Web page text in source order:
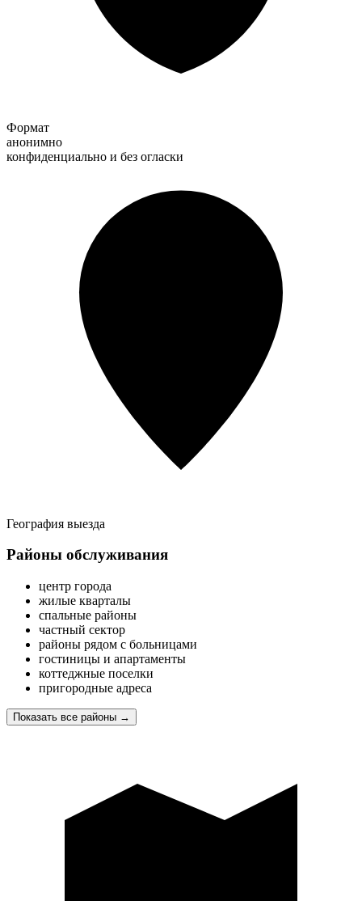
Формат
анонимно
конфиденциально и без огласки
География выезда
Районы обслуживания
центр города
жилые кварталы
спальные районы
частный сектор
районы рядом с больницами
гостиницы и апартаменты
коттеджные поселки
пригородные адреса
Показать все районы →